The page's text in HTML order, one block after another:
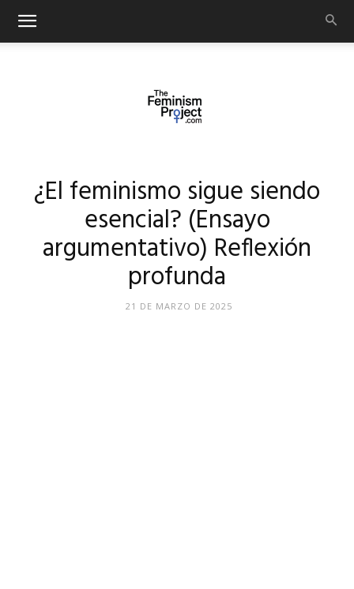
¿El feminismo sigue siendo
esencial? (Ensayo
argumentativo) Reflexión
profunda
21 DE MARZO DE 2025